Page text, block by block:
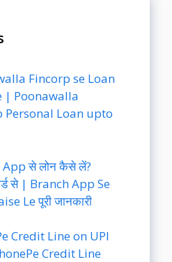
Fincorp se Loan
| Poonawalla
Personal Loan upto
से लोन कैसे लें?
से | Branch App Se
Le पूरी जानकारी
Credit Line on UPI
Credit Line